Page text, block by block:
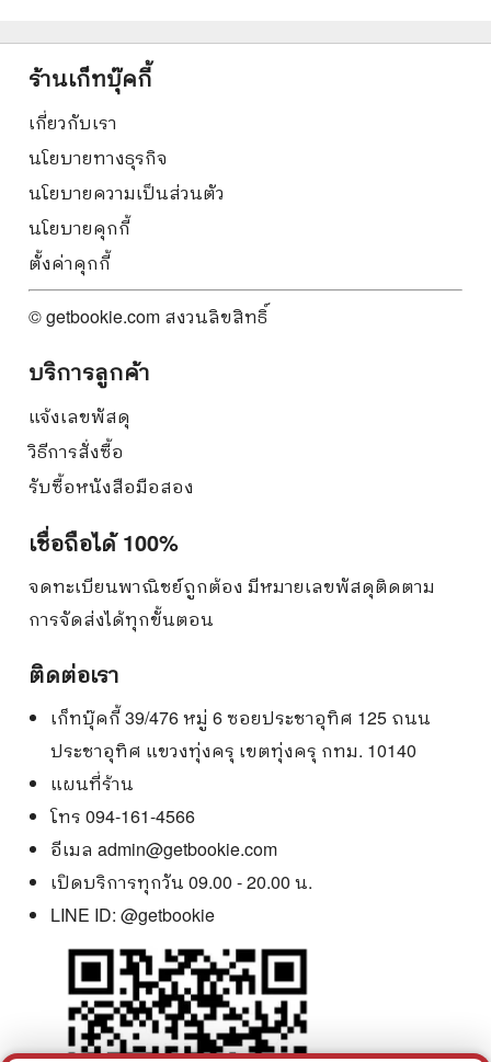
ร้านเก็ทบุ๊คกี้
เกี่ยวกับเรา
นโยบายทางธุรกิจ
นโยบายความเป็นส่วนตัว
นโยบายคุกกี้
ตั้งค่าคุกกี้
© getbookie.com สงวนลิขสิทธิ์
บริการลูกค้า
แจ้งเลขพัสดุ
วิธีการสั่งซื้อ
รับซื้อหนังสือมือสอง
เชื่อถือได้ 100%
จดทะเบียนพาณิชย์ถูกต้อง มีหมายเลขพัสดุติดตาม
การจัดส่งได้ทุกขั้นตอน
ติดต่อเรา
เก็ทบุ๊คกี้ 39/476 หมู่ 6 ซอยประชาอุทิศ 125 ถนน
ประชาอุทิศ แขวงทุ่งครุ เขตทุ่งครุ กทม. 10140
แผนที่ร้าน
โทร 094-161-4566
อีเมล admin@getbookie.com
เปิดบริการทุกวัน 09.00 - 20.00 น.
LINE ID: @getbookie